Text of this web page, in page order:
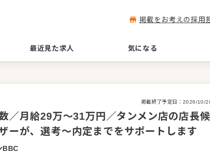
掲載をお考えの採用
最近見た求人 気になる
掲載終了予定日： 2026/10/
／月給29万～31万円／タンメン店の店長候
ーが、選考～内定までをサポートします
BBC